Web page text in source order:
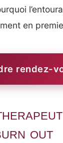
en
rendez-
out